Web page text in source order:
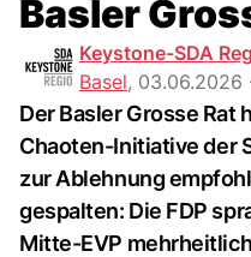
Basler
Keystone-SDA
Basel, 03.06.2026
Der Basler Grosse Rat
Chaoten-Initiative der
zur Ablehnung
gespalten: Die FDP
Mitte-EVP